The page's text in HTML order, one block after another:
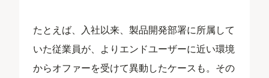
たとえば、入社以来、製品開発部署に所属して
いた従業員が、よりエンドユーザーに近い環境
からオファーを受けて異動したケースも。その